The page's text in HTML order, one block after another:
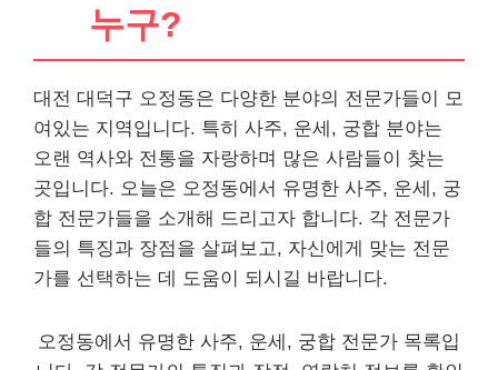
누구?
대전 대덕구 오정동은 다양한 분야의 전문가들이 모
여있는 지역입니다. 특히 사주, 운세, 궁합 분야는
오랜 역사와 전통을 자랑하며 많은 사람들이 찾는
곳입니다. 오늘은 오정동에서 유명한 사주, 운세, 궁
합 전문가들을 소개해 드리고자 합니다. 각 전문가
들의 특징과 장점을 살펴보고, 자신에게 맞는 전문
가를 선택하는 데 도움이 되시길 바랍니다.
오정동에서 유명한 사주, 운세, 궁합 전문가 목록입